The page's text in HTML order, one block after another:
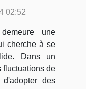
02:52
une
cherche à se
Dans un
fluctuations de
des